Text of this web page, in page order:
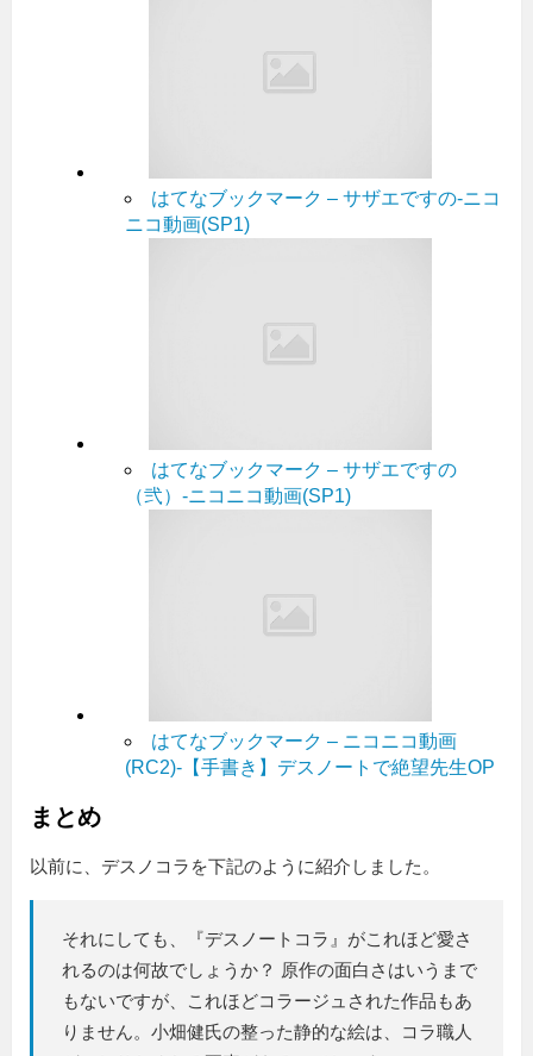
はてなブックマーク – サザエですの‐ニコ
ニコ動画(SP1)
はてなブックマーク – サザエですの
（弐）‐ニコニコ動画(SP1)
はてなブックマーク – ニコニコ動画
(RC2)‐【手書き】デスノートで絶望先生OP
まとめ
以前に、デスノコラを下記のように紹介しました。
それにしても、『デスノートコラ』がこれほど愛さ
れるのは何故でしょうか？ 原作の面白さはいうまで
もないですが、これほどコラージュされた作品もあ
りません。小畑健氏の整った静的な絵は、コラ職人